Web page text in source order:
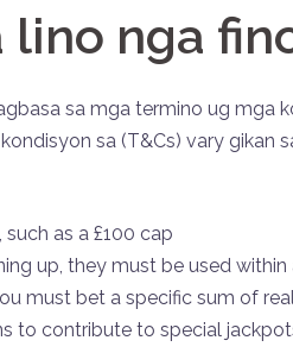
lino nga
sa mga termino ug
sa (T&Cs) vary gikan
as a £100 cap
up, they must be used
must bet a specific sum of
to contribute to special